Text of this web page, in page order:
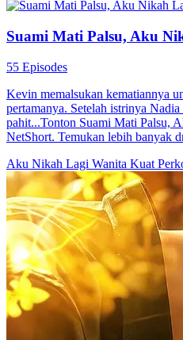
Profesor Jo, Kita Nikah
Clara Wiratama nggak sengaja
Profesor Jo, dan akhirnya hamil.
harus gimana, Profesor malah
nikah diam-diam dan hidup
Cinta Setelah Pernikahan
Tycoon